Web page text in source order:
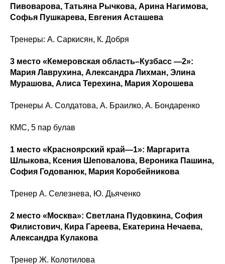
Пивоварова, Татьяна Рычкова, Арина Нагимова,
Софья Пушкарева, Евгения Асташева
Тренеры: А. Саркисян, К. Добря
3 место «Кемеровская область–Кузбасс —2»:
Мария Лаврухина, Александра Лихман, Элина
Мурашова, Алиса Терехина, Мария Хорошева
Тренеры А. Солдатова, А. Браилко, А. Бондаренко
КМС, 5 пар булав
1 место «Красноярский край—1»: Маргарита
Шлыкова, Ксения Шеповалова, Вероника Пашина,
София Годованюк, Мария Коробейникова
Тренер А. Селезнева, Ю. Дьяченко
2 место «Москва»: Светлана Пудовкина, София
Филистович, Кира Гареева, Екатерина Нечаева,
Александра Кулакова
Тренер Ж. Колотилова